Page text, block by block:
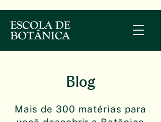
Blog
Mais de 300 matérias para